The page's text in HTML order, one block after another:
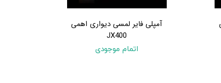
آمپلی فایر لمسی دیواری اهمی
JX400
اتمام موجودی